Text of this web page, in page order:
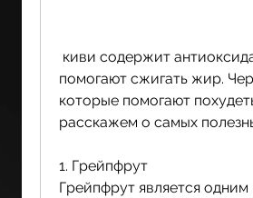
помогают сжигать жир.
которые помогают
расскажем о самых
1. Грейпфрут
Грейпфрут является